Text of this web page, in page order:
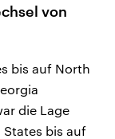
von
bis auf North
die Lage
bis auf